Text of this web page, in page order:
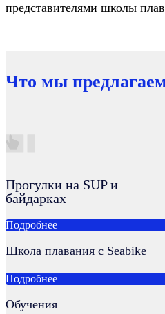
представителями школы
Что мы
Прогулки на SUP и
байдарках
Подробнее
Школа плавания с Seabike
Подробнее
Обучения